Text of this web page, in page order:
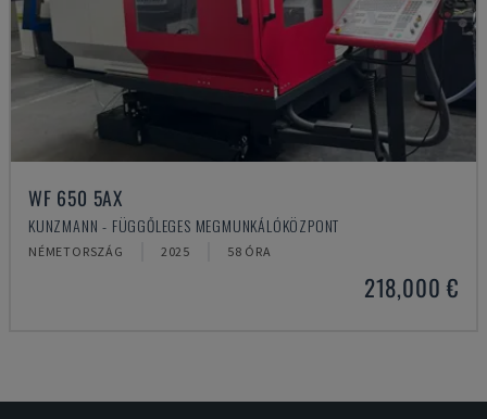
WF 650 5AX
KUNZMANN - FÜGGŐLEGES MEGMUNKÁLÓKÖZPONT
NÉMETORSZÁG 2025 58 ÓRA
218,000 €